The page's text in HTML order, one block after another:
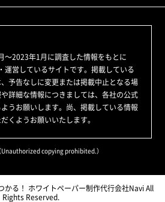
～2023年1月に調査した情報をもとに
運営しているサイトです。掲載している
予告なしに変更または掲載中止となる場
詳細な情報につきましては、各社の公式
うお願いします。尚、掲載している情報
くようお願いいたします。
Unauthorized copying prohibited.）
かる！ ホワイトペーパー制作代行会社NaviAll
Rights Reserved.